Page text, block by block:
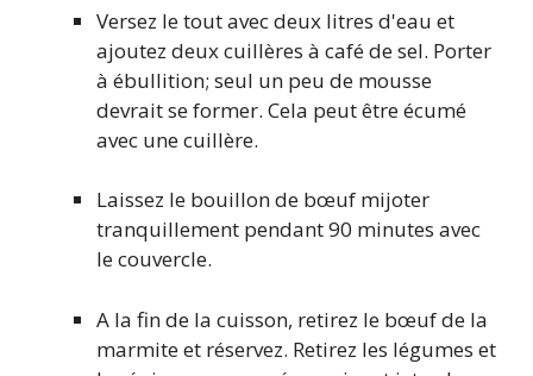
Versez le tout avec deux litres d'eau et
ajoutez deux cuillères à café de sel. Porter
à ébullition; seul un peu de mousse
devrait se former. Cela peut être écumé
avec une cuillère.
Laissez le bouillon de bœuf mijoter
tranquillement pendant 90 minutes avec
le couvercle.
A la fin de la cuisson, retirez le bœuf de la
marmite et réservez. Retirez les légumes et